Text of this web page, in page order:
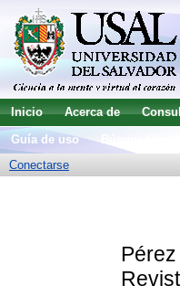
Inicio Acerca de
Guía de uso
Conectarse